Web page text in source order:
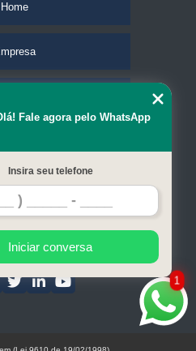
Home
do site
1
Fale agora pelo WhatsApp
Insira seu telefone
Iniciar conversa